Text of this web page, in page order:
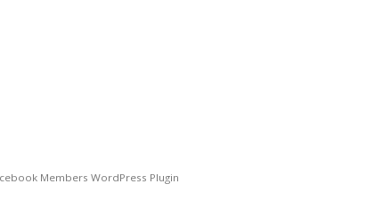
Members WordPress Plugin